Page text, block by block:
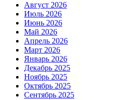
Август 2026
Июль 2026
Июнь 2026
Май 2026
Апрель 2026
Март 2026
Январь 2026
Декабрь 2025
Ноябрь 2025
Октябрь 2025
Сентябрь 2025